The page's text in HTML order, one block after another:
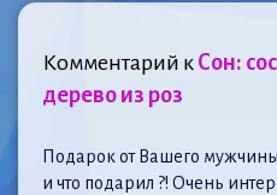
Комментарий к Сон:
дерево из роз
Подарок от Вашего
и что подарил ?! Очень